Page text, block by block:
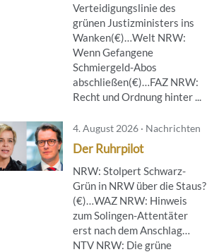
Verteidigungslinie des
grünen Justizministers ins
Wanken(€)…Welt NRW:
Wenn Gefangene
Schmiergeld-Abos
abschließen(€)…FAZ NRW:
Recht und Ordnung hinter ...
4. August 2026 · Nachrichten
Der Ruhrpilot
NRW: Stolpert Schwarz-
Grün in NRW über die Staus?
(€)…WAZ NRW: Hinweis
zum Solingen-Attentäter
erst nach dem Anschlag…
NTV NRW: Die grüne